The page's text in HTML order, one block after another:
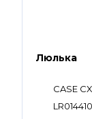
Люлька
CASE
LR014410